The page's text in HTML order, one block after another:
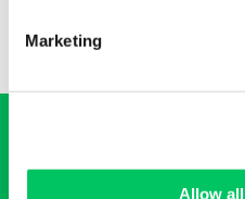
Marketing
Allow